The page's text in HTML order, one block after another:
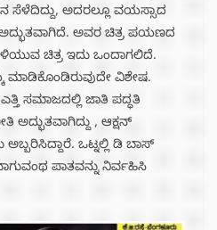
ಸೆಳೆದಿದ್ದು, ಅದರಲ್ಲೂ ವಯಸ್ಸಾದ
ಅದ್ಭುತವಾಗಿದೆ. ಅವರ ಚಿತ್ರ ಪಯಣದ
ಚಿತ್ರ ಇದು ಒಂದಾಗಲಿದೆ.
ಮಾಡಿಕೊಂಡಿರುವುದೇ ವಿಶೇಷ.
ಸಮಾಜದಲ್ಲಿ ಜಾತಿ ಪದ್ಧತಿ
, ಆಕ್ಷನ್
ಅಬ್ಬರಿಸಿದ್ದಾರೆ. ಒಟ್ನಲ್ಲಿ ಡಿ ಬಾಸ್
ಪಾತವನ್ನು ನಿರ್ವಹಿಸಿ